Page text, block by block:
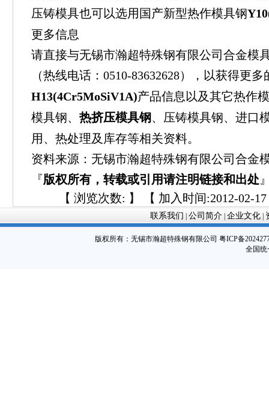
压铸模具也可以选用国产新型热作模具钢
更多信息
请直接与无锡市瀚超特殊钢有限公司合金模
（热线电话：0510-83632628），以获得更多
H13(4Cr5MoSiV1A)产品信息以及其它热作
模具钢、 热挤压模具钢 、压铸模具钢、进口
用、热处理及库存等相关资料。
资料来源：无锡市瀚超特殊钢有限公司合金
『版权所有，转载或引用请注明链接和出处
【 浏览次数: 】 【 加入时间:2012-02-
联系我们 公司简介| 企业文化|
版权所有： 无锡市瀚超特殊钢有限公司 粤ICP备
全国